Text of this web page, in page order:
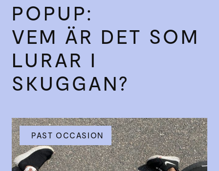
POPUP:
VEM ÄR DET SOM
LURAR I
SKUGGAN?
PAST OCCASION